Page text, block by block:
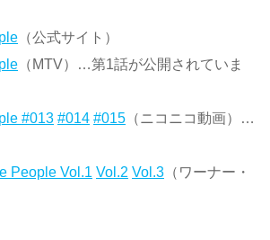
（公式サイト）
（MTV）…第1話が公開されていま
#013 #014 #015 （ニコニコ動画）…
People Vol.1 Vol.2 Vol.3 （ワーナー・